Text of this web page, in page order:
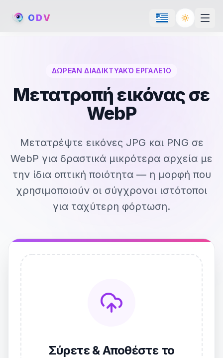
ODV Toggle
ΔΩΡΕΆΝ ΔΙΑΔΙΚΤΥΑΚΌ ΕΡΓΑΛΕΊΟ
Μετατροπή εικόνας σε
WebP
Μετατρέψτε εικόνες JPG και PNG σε
WebP για δραστικά μικρότερα αρχεία με
την ίδια οπτική ποιότητα — η μορφή που
χρησιμοποιούν οι σύγχρονοι ιστότοποι
για ταχύτερη φόρτωση.
Σύρετε & Αποθέστε το